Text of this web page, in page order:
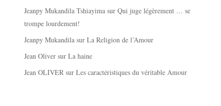
Jeanpy Mukandila Tshiayima surQui juge légèrement … se
trompe lourdement!
Jeanpy Mukandila surLa Religion de l’Amour
Jean Oliver surLa haine
Jean OLIVER surLes caractéristiques du véritable Amour